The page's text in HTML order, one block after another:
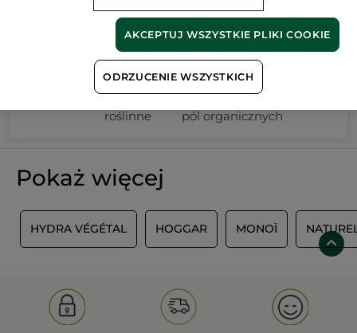
roślinne
pól organicznych
Pokaż więcej
HYDRA VÉGÉTAL HOGGAR MONOÏ
ODRZUCENIE WSZYSTKICH
AKCEPTUJ WSZYSTKIE PLIKI COOKIE